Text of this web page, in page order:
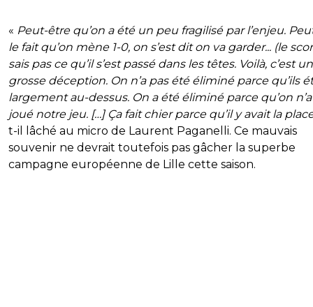
« Peut-être qu’on a été un peu fragilisé par l’enjeu.
le fait qu’on mène 1-0, on s’est dit on va garder... (le
sais pas ce qu’il s’est passé dans les têtes. Voilà, c’est
grosse déception. On n’a pas été éliminé parce qu’ils
largement au-dessus. On a été éliminé parce qu’on
joué notre jeu. […] Ça fait chier parce qu’il y avait la
t-il lâché au micro de Laurent Paganelli. Ce mauvais
souvenir ne devrait toutefois pas gâcher la superbe
campagne européenne de Lille cette saison.